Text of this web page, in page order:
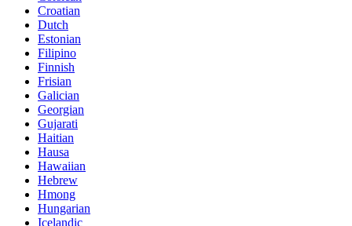
Croatian
Dutch
Estonian
Filipino
Finnish
Frisian
Galician
Georgian
Gujarati
Haitian
Hausa
Hawaiian
Hebrew
Hmong
Hungarian
Icelandic